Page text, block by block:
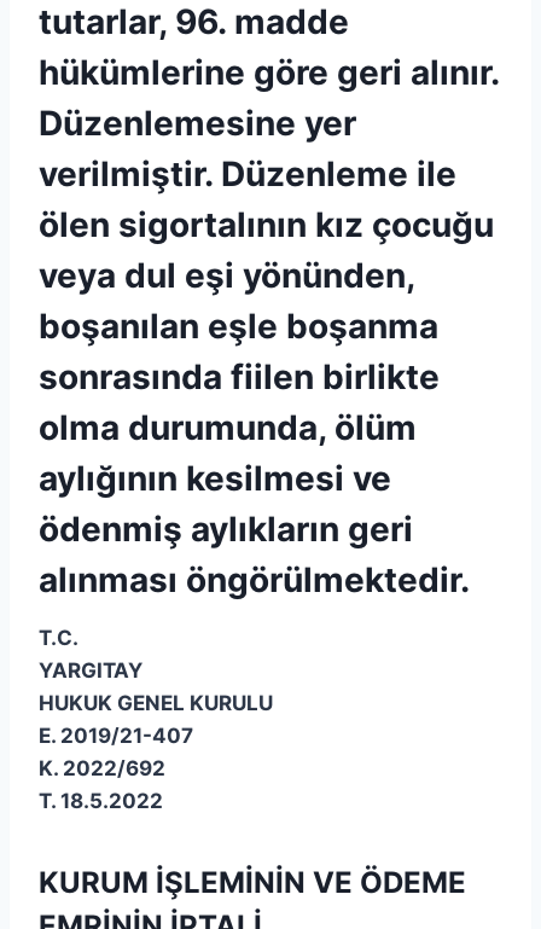
tutarlar, 96. madde
hükümlerine göre geri alınır.
Düzenlemesine yer
verilmiştir. Düzenleme ile
ölen sigortalının kız çocuğu
veya dul eşi yönünden,
boşanılan eşle boşanma
sonrasında fiilen birlikte
olma durumunda, ölüm
aylığının kesilmesi ve
ödenmiş aylıkların geri
alınması öngörülmektedir.
T.C.
YARGITAY
HUKUK GENEL KURULU
E. 2019/21-407
K. 2022/692
T. 18.5.2022
KURUM İŞLEMİNİN VE ÖDEME